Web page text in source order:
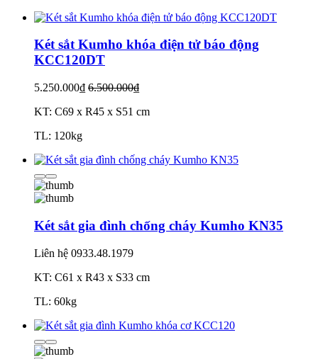
Két sắt Kumho khóa điện tử báo động
KCC120DT
5.250.000₫ 6.500.000₫
KT: C69 x R45 x S51 cm
TL: 120kg
Két sắt gia đình chống cháy Kumho KN35
Liên hệ 0933.48.1979
KT: C61 x R43 x S33 cm
TL: 60kg